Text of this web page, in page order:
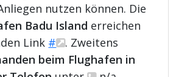
nutzen können. Die
Badu Island erreichen
Link #
. Zweitens
beim Flughafen in